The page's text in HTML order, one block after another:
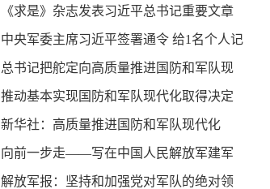
学习时强调 强化政治引领 深化创新发展 高
质量推进国防和军队现代化
《求是》杂志发表习近平总书记重要文章
中央军委主席习近平签署通令 给1名个人记
功
总书记把舵定向高质量推进国防和军队现
代化
推动基本实现国防和军队现代化取得决定
性进展——学习贯彻习主席在中共中央政
治局第二十七次集体学习时的重要讲话
新华社：高质量推进国防和军队现代化
向前一步走——写在中国人民解放军建军
99周年之际
解放军报：坚持和加强党对军队的绝对领